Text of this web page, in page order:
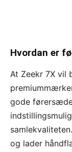
Hvordan er
At Zeekr 7X vil
gode
og lader